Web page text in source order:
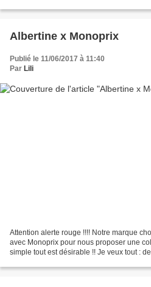
Albertine x Monoprix
Publié le 11/06/2017 à 11:40
Par Lili
Attention alerte rouge !!!! Notre marque
avec Monoprix pour nous proposer une
simple tout est désirable !! Je veux tout :